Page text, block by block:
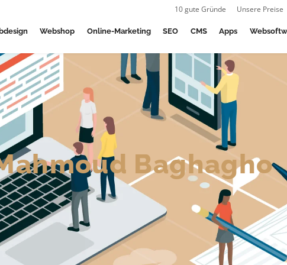
10 gute Gründe Unsere Preise
Webshop Online-Marketing SEO CMS Apps
Baghagho